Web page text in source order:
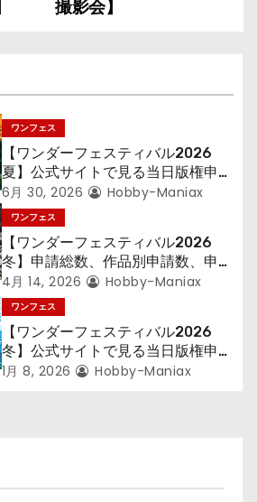
撮影会】
ワンフェス
【ワンダーフェスティバル2026
夏】公式サイトで見る当日版権申請
ディーラー数 – トップ2は『ウルト
ラ』『Fate』で変わらずも、定番
タイトルに動きあり
6月 30, 2026 Hobby-Maniax
ワンフェス
【ワンダーフェスティバル2026
冬】申請総数、作品別申請数、申請
ディーラー数など各種データで見る
当日版権状況 – 「ウルトラ怪獣ワン
フェス」で『ウルトラマン』シリー
ズが倍増！ 参加ディーラー数は過
去最多！
4月 14, 2026 Hobby-Maniax
ワンフェス
【ワンダーフェスティバル2026
冬】公式サイトで見る当日版権申請
ディーラー数 – 「ウルトラ怪獣
1月 8, 2026 Hobby-Maniax